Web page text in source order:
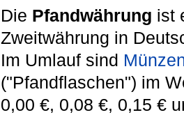
Die Pfandwährung ist
Zweitwährung in
Im Umlauf sind
("Pfandflaschen") im
0,00 €, 0,08 €, 0,15 €